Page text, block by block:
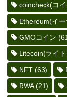
coincheck(コ
Ethereum(イ
GMOコイン
Litecoin(ライ
NFT (63)
RWA(21)